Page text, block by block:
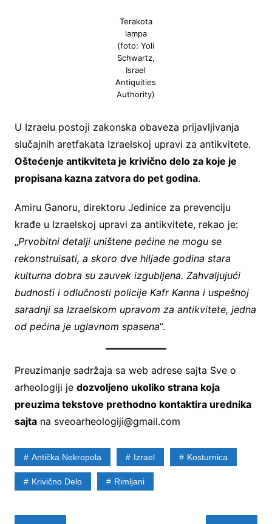
Terakota
lampa
(foto: Yoli
Schwartz,
Israel
Antiquities
Authority)
U Izraelu postoji zakonska obaveza prijavljivanja
slučajnih aretfakata Izraelskoj upravi za antikvitete.
Oštećenje antikviteta je krivično delo za koje je
propisana kazna zatvora do pet godina.
Amiru Ganoru, direktoru Jedinice za prevenciju
krađe u Izraelskoj upravi za antikvitete, rekao je:
„Prvobitni detalji uništene pećine ne mogu se
rekonstruisati, a skoro dve hiljade godina stara
kulturna dobra su zauvek izgubljena. Zahvaljujući
budnosti i odlučnosti policije Kafr Kanna i uspešnoj
saradnji sa Izraelskom upravom za antikvitete, jedna
od pećina je uglavnom spasena“.
Preuzimanje sadržaja sa web adrese sajta Sve o
arheologiji je dozvoljeno ukoliko strana koja
preuzima tekstove prethodno kontaktira urednika
sajtana sveoarheologiji@gmail.com
Antička Nekropola Izrael Kosturnica
Krivično Delo Rimljani